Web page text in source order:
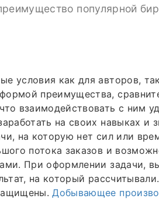
популярной
условия как для авторов,
преимущества,
взаимодействовать с ним
на своих навыках и
на которую нет сил или
потока заказов и
При оформлении задачи,
на который
Добывающее